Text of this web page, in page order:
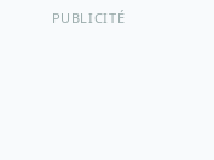
PUBLICITÉ